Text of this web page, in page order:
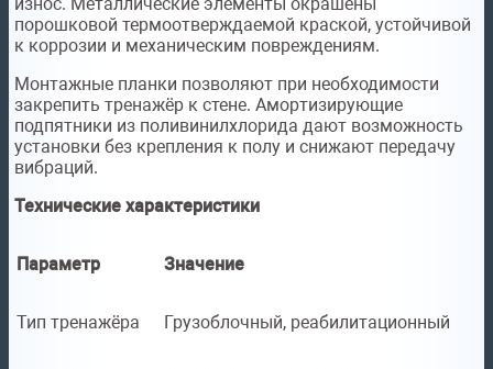
износ. Металлические элементы окрашены
порошковой термоотверждаемой краской, устойчивой
к коррозии и механическим повреждениям.
Монтажные планки позволяют при необходимости
закрепить тренажёр к стене. Амортизирующие
подпятники из поливинилхлорида дают возможность
установки без крепления к полу и снижают передачу
вибраций.
Технические характеристики
Параметр Значение
Тип тренажёра Грузоблочный, реабилитационный